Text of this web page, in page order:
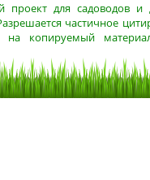
для садоводов и
частичное
на копируемый